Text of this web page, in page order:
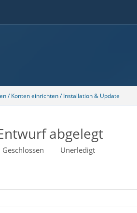
/ Konten einrichten / Installation & Update
abgelegt
Geschlossen Unerledigt